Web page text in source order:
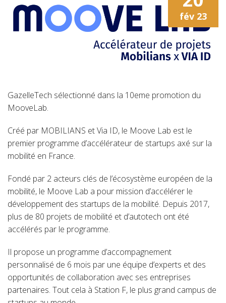
fév 23
GazelleTech sélectionné dans la 10eme promotion du
MooveLab.
Créé par MOBILIANS et Via ID, le Moove Lab est le
premier programme d’accélérateur de startups axé sur la
mobilité en France.
Fondé par 2 acteurs clés de l’écosystème européen de la
mobilité, le Moove Lab a pour mission d’accélérer le
développement des startups de la mobilité. Depuis 2017,
plus de 80 projets de mobilité et d’autotech ont été
accélérés par le programme.
Il propose un programme d’accompagnement
personnalisé de 6 mois par une équipe d’experts et des
opportunités de collaboration avec ses entreprises
partenaires. Tout cela à Station F, le plus grand campus de